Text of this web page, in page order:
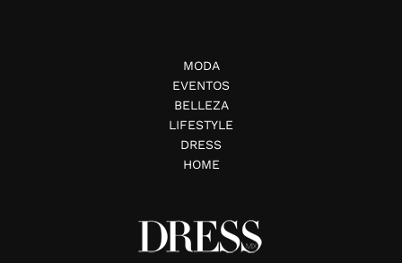
MODA
EVENTOS
BELLEZA
LIFESTYLE
DRESS
HOME